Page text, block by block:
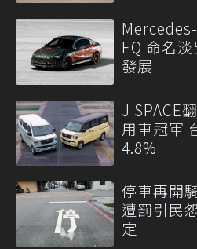
EQ 命名
發展
J SPACE
用車冠軍
4.8%
停車再開
遭罰引民
定